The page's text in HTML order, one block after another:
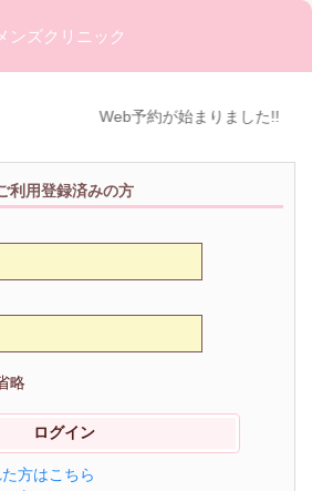
ンズクリニック
Web予約が始まりました!!
利用登録済みの方
略
方はこちら